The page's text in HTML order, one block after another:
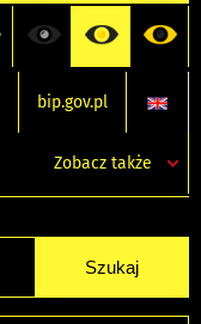
bip.gov.pl
Zobacz także